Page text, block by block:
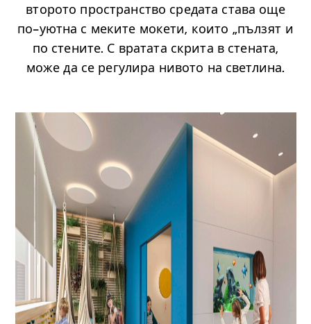
второто пространство средата става още
по-уютна с меките мокети, които „пълзят и
по стените. С вратата скрита в стената,
може да се регулира нивото на светлина.